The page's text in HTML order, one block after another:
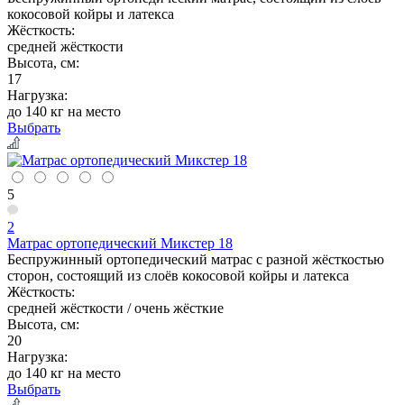
кокосовой койры и латекса
Жёсткость:
средней жёсткости
Высота, см:
17
Нагрузка:
до 140 кг на место
Выбрать
5
2
Матрас ортопедический Микстер 18
Беспружинный ортопедический матрас с разной жёсткостью
сторон, состоящий из слоёв кокосовой койры и латекса
Жёсткость:
средней жёсткости / очень жёсткие
Высота, см:
20
Нагрузка:
до 140 кг на место
Выбрать